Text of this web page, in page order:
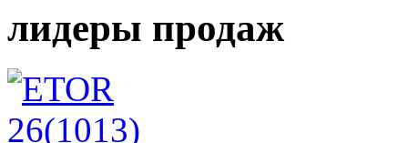
лидеры продаж